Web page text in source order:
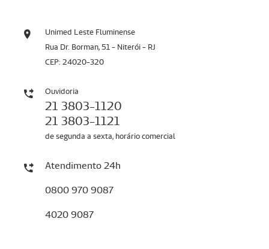
Unimed Leste Fluminense
Rua Dr. Borman, 51 - Niterói - RJ
CEP: 24020-320
Ouvidoria
21 3803-1120
21 3803-1121
de segunda a sexta, horário comercial
Atendimento 24h
0800 970 9087
4020 9087